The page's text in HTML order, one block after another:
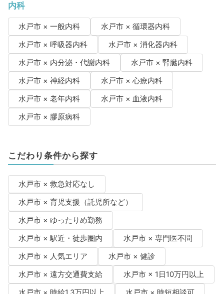
内科
水戸市 × 一般内科
水戸市 × 循環器内科
水戸市 × 呼吸器内科
水戸市 × 消化器内科
水戸市 × 内分泌・代謝内科
水戸市 × 腎臓内科
水戸市 × 神経内科
水戸市 × 心療内科
水戸市 × 老年内科
水戸市 × 血液内科
水戸市 × 膠原病科
こだわり条件から探す
水戸市 × 救急対応なし
水戸市 × 育児支援（託児所など）
水戸市 × ゆったりめ勤務
水戸市 × 駅近・徒歩圏内
水戸市 × 専門医不問
水戸市 × 人気エリア
水戸市 × 健診
水戸市 × 遠方交通費支給
水戸市 × 1日10万円以上